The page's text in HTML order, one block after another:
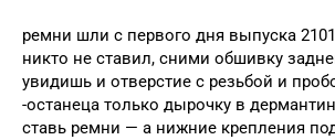
ремни шли с первого дня выпуска
никто не ставил, сними обшивку
увидишь и отверстие с резьбой и
-останеца только дырочку в
ставь ремни — а нижние крепления